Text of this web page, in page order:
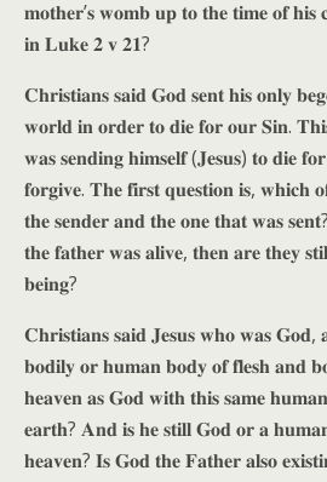
𝐦𝐨𝐭𝐡𝐞𝐫’𝐬 𝐰𝐨𝐦𝐛 𝐮𝐩 𝐭𝐨 𝐭𝐡𝐞 𝐭𝐢𝐦𝐞 𝐨𝐟 𝐡𝐢𝐬
𝐢𝐧 𝐋𝐮𝐤𝐞 𝟐 𝐯 𝟐𝟏?
𝐂𝐡𝐫𝐢𝐬𝐭𝐢𝐚𝐧𝐬 𝐬𝐚𝐢𝐝 𝐆𝐨𝐝 𝐬𝐞𝐧𝐭 𝐡𝐢𝐬 𝐨𝐧𝐥𝐲
𝐰𝐨𝐫𝐥𝐝 𝐢𝐧 𝐨𝐫𝐝𝐞𝐫 𝐭𝐨 𝐝𝐢𝐞 𝐟𝐨𝐫 𝐨𝐮𝐫 𝐒𝐢𝐧.
𝐰𝐚𝐬 𝐬𝐞𝐧𝐝𝐢𝐧𝐠 𝐡𝐢𝐦𝐬𝐞𝐥𝐟 (𝐉𝐞𝐬𝐮𝐬) 𝐭𝐨 𝐝𝐢𝐞
𝐟𝐨𝐫𝐠𝐢𝐯𝐞. 𝐓𝐡𝐞 𝐟𝐢𝐫𝐬𝐭 𝐪𝐮𝐞𝐬𝐭𝐢𝐨𝐧 𝐢𝐬,
𝐭𝐡𝐞 𝐬𝐞𝐧𝐝𝐞𝐫 𝐚𝐧𝐝 𝐭𝐡𝐞 𝐨𝐧𝐞 𝐭𝐡𝐚𝐭 𝐰𝐚𝐬
𝐭𝐡𝐞 𝐟𝐚𝐭𝐡𝐞𝐫 𝐰𝐚𝐬 𝐚𝐥𝐢𝐯𝐞, 𝐭𝐡𝐞𝐧 𝐚𝐫𝐞 𝐭𝐡𝐞𝐲
𝐛𝐞𝐢𝐧𝐠?
𝐂𝐡𝐫𝐢𝐬𝐭𝐢𝐚𝐧𝐬 𝐬𝐚𝐢𝐝 𝐉𝐞𝐬𝐮𝐬 𝐰𝐡𝐨 𝐰𝐚𝐬 𝐆𝐨𝐝,
𝐛𝐨𝐝𝐢𝐥𝐲 𝐨𝐫 𝐡𝐮𝐦𝐚𝐧 𝐛𝐨𝐝𝐲 𝐨𝐟 𝐟𝐥𝐞𝐬𝐡 𝐚𝐧𝐝
𝐡𝐞𝐚𝐯𝐞𝐧 𝐚𝐬 𝐆𝐨𝐝 𝐰𝐢𝐭𝐡 𝐭𝐡𝐢𝐬 𝐬𝐚𝐦𝐞
𝐞𝐚𝐫𝐭𝐡? 𝐀𝐧𝐝 𝐢𝐬 𝐡𝐞 𝐬𝐭𝐢𝐥𝐥 𝐆𝐨𝐝 𝐨𝐫 𝐚
𝐡𝐞𝐚𝐯𝐞𝐧? 𝐈𝐬 𝐆𝐨𝐝 𝐭𝐡𝐞 𝐅𝐚𝐭𝐡𝐞𝐫 𝐚𝐥𝐬𝐨